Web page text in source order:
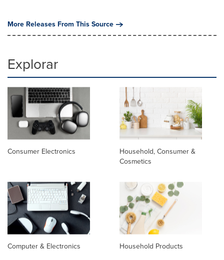
More Releases From This Source
Explorar
Consumer Electronics
Household, Consumer &
Cosmetics
Computer & Electronics Household Products